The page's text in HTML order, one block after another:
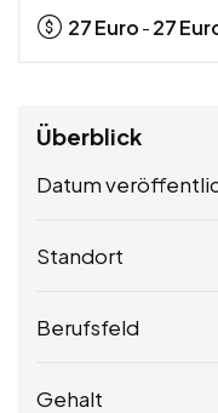
27Euro - 27
Überblick
Datum
Standort
Berufsfeld
Gehalt